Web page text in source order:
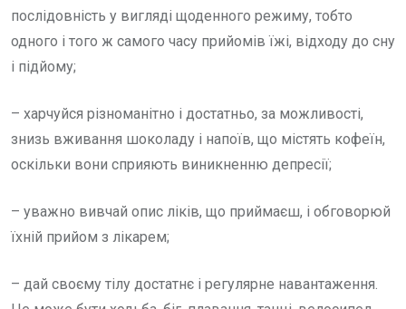
послідовність у вигляді щоденного режиму, тобто
одного і того ж самого часу прийомів їжі, відходу до сну
і підйому;
– харчуйся різноманітно і достатньо, за можливості,
знизь вживання шоколаду і напоїв, що містять кофеїн,
оскільки вони сприяють виникненню депресії;
– уважно вивчай опис ліків, що приймаєш, і обговорюй
їхній прийом з лікарем;
– дай своєму тілу достатнє і регулярне навантаження.